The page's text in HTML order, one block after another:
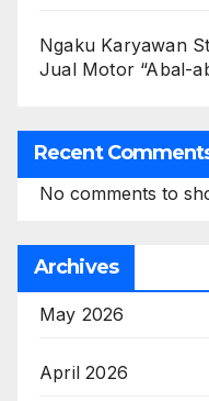
Ngaku Karyawan
Jual Motor “Abal-
Recent
No comments to
Archives
May 2026
April 2026